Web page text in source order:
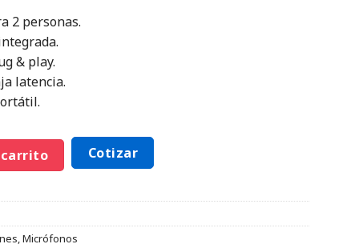
2 personas.
& play.
latencia.
Cotizar
Micrófonos